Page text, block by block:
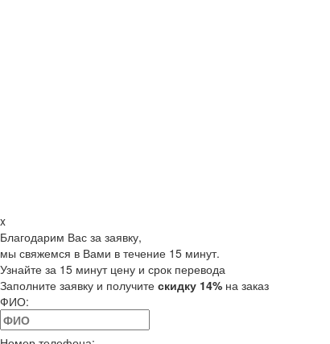
x
Благодарим Вас за заявку,
мы свяжемся в Вами в течение 15 минут.
Узнайте за 15 минут цену и срок перевода
Заполните заявку и получите скидку 14% на заказ
ФИО: